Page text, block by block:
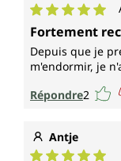
Note moyenne
Fortement
Depuis que je
m'endormir, je
Répondre2
Antje